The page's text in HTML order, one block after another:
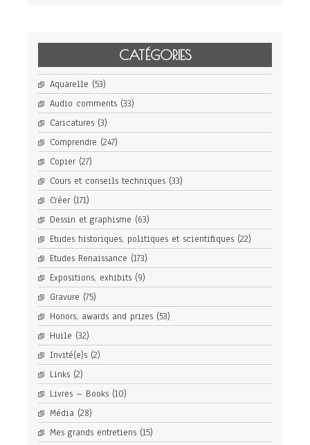
CATÉGORIES
Aquarelle (53)
Audio comments (33)
Caricatures (3)
Comprendre (247)
Copier (27)
Cours et conseils techniques (33)
Créer (171)
Dessin et graphisme (63)
Etudes historiques, politiques et scientifiques (22)
Etudes Renaissance (173)
Expositions, exhibits (9)
Gravure (75)
Honors, awards and prizes (53)
Huile (32)
Invité(e)s (2)
Links (2)
Livres – Books (10)
Média (28)
Mes grands entretiens (15)